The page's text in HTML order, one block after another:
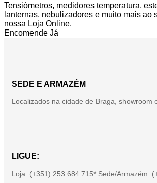
Tensiómetros, medidores temperatura,
lanternas, nebulizadores e muito mais ao
nossa Loja Online.
Encomende Já
SEDE E ARMAZÉM
Localizados na cidade de Braga, showroom
LIGUE:
Loja: (+351) 253 684 715* Sede/Armazém: